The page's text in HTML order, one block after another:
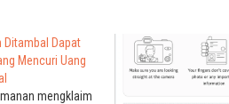
Ditambal Dapat
Mencuri Uang
mengklaim